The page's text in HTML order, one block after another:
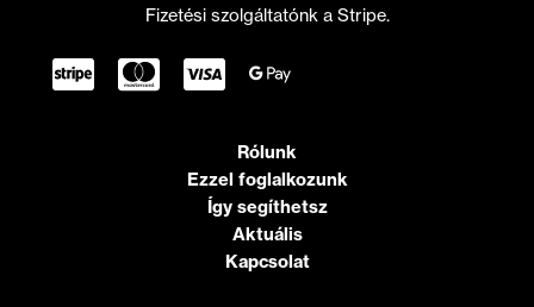
Fizetési szolgáltatónk a Stripe.
Rólunk
Ezzel foglalkozunk
Így segíthetsz
Aktuális
Kapcsolat